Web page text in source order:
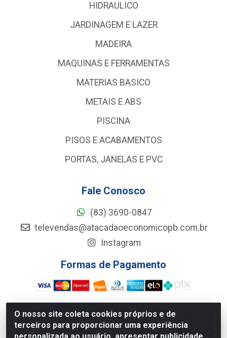
O nosso site coleta cookies próprios e de
terceiros para proporcionar uma experiência
HIDRAULICO
JARDINAGEM E LAZER
MADEIRA
MAQUINAS E FERRAMENTAS
MATERIAS BASICO
METAIS E ABS
PISCINA
PISOS E ACABAMENTOS
PORTAS, JANELAS E PVC
Fale Conosco
(83) 3690-0847
televendas@atacadaoeconomicopb.com.br
Instagram
Formas de Pagamento
Atacadão Econômico - Rua Jose Ferreira De Lima, 127 -
GALPÃO 102 - Jardim Veneza, João Pessoa/PB - CEP